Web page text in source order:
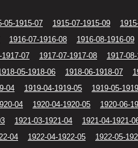
05-1915-07 1915-07-1915-09
1916-07-1916-08 1916-08-1916-09
1917-07 1917-07-1917-08 1917-
05-1918-06 1918-06-1918-07
04 1919-04-1919-05 1919-05-
04 1920-04-1920-05 1920-06-
1921-03-1921-04 1921-04-1921-
04 1922-04-1922-05 1922-05-